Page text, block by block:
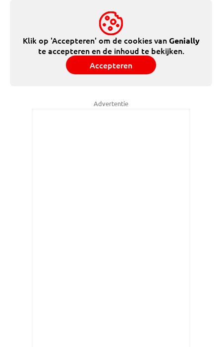
Klik op 'Accepteren' om de cookies vanGenially
te accepteren en de inhoud te bekijken.
Accepteren
Advertentie